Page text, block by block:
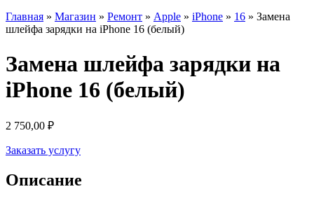
Главная » Магазин » Ремонт » Apple » iPhone » 16 » Замена
шлейфа зарядки на iPhone 16 (белый)
Замена шлейфа зарядки на
iPhone 16 (белый)
2 750,00 ₽
Заказать услугу
Описание